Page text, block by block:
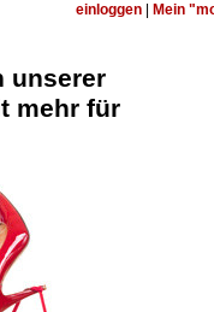
einloggen Mein
unserer
mehr für